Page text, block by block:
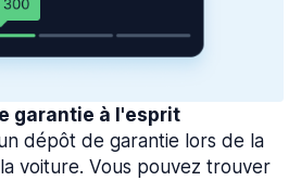
garantie à l'esprit
dépôt de garantie lors de la
voiture. Vous pouvez trouver